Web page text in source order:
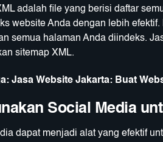
adalah file yang berisi daftar
website Anda dengan lebih
semua halaman Anda diindeks.
sitemap XML.
Jasa Website Jakarta: Buat
Social Media
dapat menjadi alat yang efektif